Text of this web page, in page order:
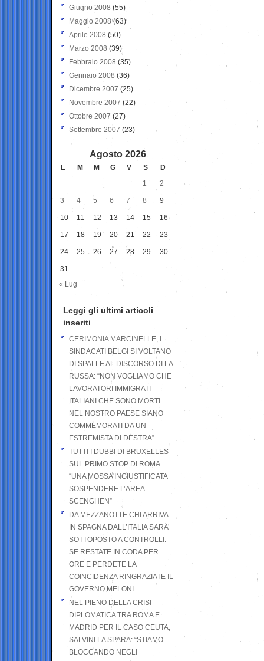
Giugno 2008 (55)
Maggio 2008(63)
Aprile 2008 (50)
Marzo 2008 (39)
Febbraio 2008 (35)
Gennaio 2008 (36)
Dicembre 2007 (25)
Novembre 2007 (22)
Ottobre 2007 (27)
Settembre 2007 (23)
Agosto 2026
L M M G V S
D
1
2
3 4 5 6 7 8 9
10 11 12 13 14 15 16
17 18 19 20 21 22 23
24 25 26 27 28 29 30
31
« Lug
Leggi gli ultimi articoli
inseriti
CERIMONIA MARCINELLE, I
SINDACATI BELGI SI VOLTANO
DI SPALLE AL DISCORSO DI LA
RUSSA: “NON VOGLIAMO CHE
LAVORATORI IMMIGRATI
ITALIANI CHE SONO MORTI
NEL NOSTRO PAESE SIANO
COMMEMORATI DA UN
ESTREMISTA DI DESTRA”
TUTTI I DUBBI DI BRUXELLES
SUL PRIMO STOP DI ROMA
“UNA MOSSA INGIUSTIFICATA
SOSPENDERE L’AREA
SCENGHEN”
DA MEZZANOTTE CHI ARRIVA
IN SPAGNA DALL’ITALIA SARA’
SOTTOPOSTO A CONTROLLI:
SE RESTATE IN CODA PER
ORE E PERDETE LA
COINCIDENZA RINGRAZIATE IL
GOVERNO MELONI
NEL PIENO DELLA CRISI
DIPLOMATICA TRA ROMA E
MADRID PER IL CASO CEUTA,
SALVINI LA SPARA: “STIAMO
BLOCCANDO NEGLI